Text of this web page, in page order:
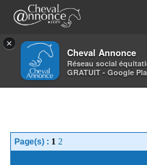
×
Cheval Annonce
Réseau social
GRATUIT - Google
>Avis équestres
AVIS SUR TARIF
Page(s) : 1 2